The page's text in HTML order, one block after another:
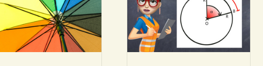
Primi Numeri Primi Numeri Naturali mappe concettuali